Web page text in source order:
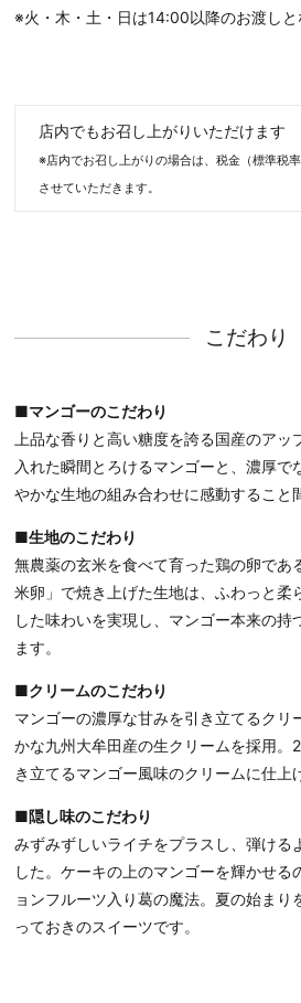
※火・木・土・日は14:00以降のお渡しと
店内でもお召し上がりいただけます
※店内でお召し上がりの場合は、税金（標準税
させていただきます。
こだわり
■マンゴーのこだわり
上品な香りと高い糖度を誇る国産のアッ
入れた瞬間とろけるマンゴーと、濃厚で
やかな生地の組み合わせに感動すること
■生地のこだわり
無農薬の玄米を食べて育った鶏の卵であ
米卵」で焼き上げた生地は、ふわっと柔
した味わいを実現し、マンゴー本来の持
ます。
■クリームのこだわり
マンゴーの濃厚な甘みを引き立てるクリ
かな九州大牟田産の生クリームを採用。
き立てるマンゴー風味のクリームに仕上
■隠し味のこだわり
みずみずしいライチをプラスし、弾ける
した。ケーキの上のマンゴーを輝かせる
ョンフルーツ入り葛の魔法。夏の始まり
っておきのスイーツです。